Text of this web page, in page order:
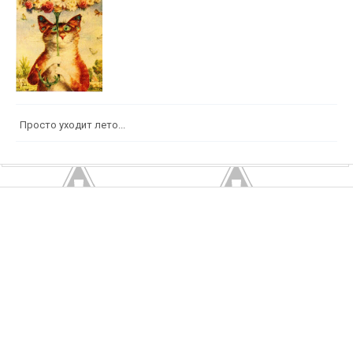
Просто уходит лето...